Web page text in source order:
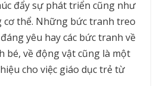
đẩy sự phát triển cũng như
cơ thể. Những bức tranh treo
yêu hay các bức tranh về
bé, về động vật cũng là một
cho việc giáo dục trẻ từ